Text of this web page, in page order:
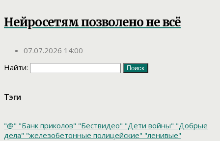
Нейросетям позволено не всё
07.07.2026 14:00
Найти:
Тэги
"@" "Банк приколов" "Бествидео" "Дети войны" "Добрые
дела" "железобетонные полицейские" "ленивые"